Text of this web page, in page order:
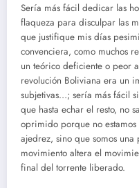
Sería más fácil dedicar las
flaqueza para disculpar las
que justifique mis días
convenciera, como muchos
un teórico deficiente o peor
revolución Boliviana era un
subjetivas…; sería más fácil
que hasta echar el resto, no
oprimido porque no
ajedrez, sino que somos
movimiento altera el
final del torrente liberado.